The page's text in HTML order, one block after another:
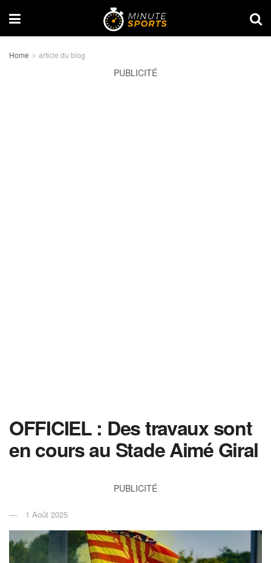
Home article du blog
PUBLICITÉ
OFFICIEL : Des travaux sont
en cours au Stade Aimé Giral
PUBLICITÉ
1 Août 2025